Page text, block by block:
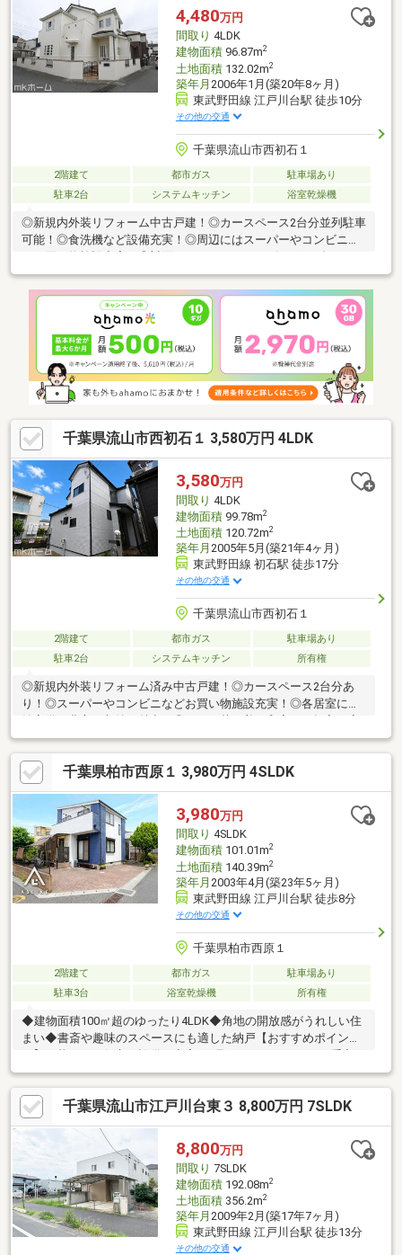
ールではなくスタートです。お客様の『住まい』と『暮らし』の
安心と安全を守るサービスを全て無料で提供しています。詳細は
お気軽にお問合せ下さい！
4,480万円
間取り 4LDK
建物面積96.87m2
土地面積132.02m2
築年月 2006年1月(築20年8ヶ月)
東武野田線 江戸川台駅 徒歩10分
その他の交通
千葉県流山市西初石１
2階建て 都市ガス
駐車場あり
駐車2台
システムキッチン 浴室乾燥機
◎新規内外装リフォーム中古戸建！◎カースペース2台分並列駐車
可能！◎食洗機など設備充実！◎周辺にはスーパーやコンビニな
グが見渡せるのでお子様の様子を見守りながら料理ができます。
◎子育てしやすい住環境！◎お庭がありお子さまも安心して遊べ
ます！【リフォーム内容】・システムキッチン交換・ユニットバ
ス交換・洗面化粧台交換・トイレ交換・床材、クロス交換・外壁
塗装・ハウスクリーニングなど
千葉県流山市西初石１ 3,580万円 4LDK
3,580万円
間取り 4LDK
建物面積99.78m2
土地面積120.72m2
築年月 2005年5月(築21年4ヶ月)
東武野田線 初石駅 徒歩17分
その他の交通
千葉県流山市西初石１
2階建て 都市ガス
駐車場あり
駐車2台
システムキッチン 所有権
◎新規内外装リフォーム済み中古戸建！◎カースペース2台分あ
り！◎スーパーやコンビニなどお買い物施設充実！◎各居室に収
備されており、客間としてだけでなく収納などに利用できるスペ
ースです！◎LDKは家具を置いてもゆとりある広さ！家族団らん
の時間をゆったり過ごすことができますね！◎トイレは1F・2Fに
ございます。忙しい朝も大活躍です！【リフォーム内容】・シス
テムキッチン交換・ユニットバス交換・洗面化粧台交換・トイレ
交換・給湯機交換・フローリング、クロス交換・畳表替え 障子
襖張替え襖・ハウスクリーニングなど
千葉県柏市西原１ 3,980万円 4SLDK
3,980万円
間取り 4SLDK
建物面積101.01m2
土地面積140.39m2
築年月 2003年4月(築23年5ヶ月)
東武野田線 江戸川台駅 徒歩8分
その他の交通
千葉県柏市西原１
2階建て 都市ガス
駐車場あり
駐車3台
浴室乾燥機 所有権
◆建物面積100㎡超のゆったり4LDK◆角地の開放感がうれしい住
まい◆書斎や趣味のスペースにも適した納戸【おすすめポイン
も容易な人工大理石天板のシステムキッチン - 雨の日も洗濯物を
乾かせる浴室乾燥機・1坪サイズのゆったりとしたバスルーム（バ
リアフリータイプ）・全居室にクローゼット。収納が豊富です・
徒歩10分圏内にスーパー、コンビニ、ドラッグストアがそろって
います◆◇ご案内・詳細資料のご請求はお気軽にどうぞ
◇◆TEL：047-362-0888ローンの事なら【住宅ローンに強い】ア
スライクまで♪
千葉県流山市江戸川台東３ 8,800万円 7SLDK
8,800万円
間取り 7SLDK
建物面積192.08m2
土地面積356.2m2
築年月 2009年2月(築17年7ヶ月)
東武野田線 江戸川台駅 徒歩13分
その他の交通